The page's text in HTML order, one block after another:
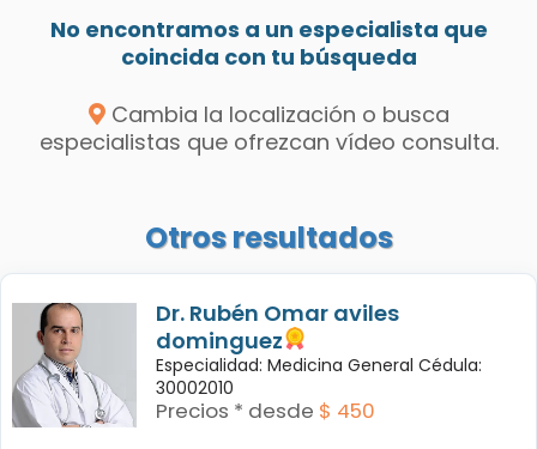
No encontramos a un especialista que
coincida con tu búsqueda
Cambia la localización o busca
especialistas que ofrezcan vídeo consulta.
Otros resultados
Dr. Rubén Omar aviles
dominguez
Especialidad: Medicina General Cédula:
30002010
Precios * desde $ 450